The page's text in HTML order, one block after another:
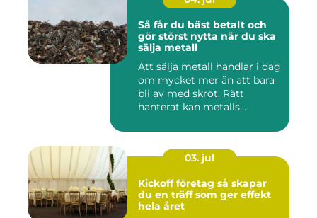
Så får du bäst betalt och
gör störst nytta när du ska
sälja metall
Att sälja metall handlar i dag
om mycket mer än att bara
bli av med skrot. Rätt
hanterat kan metalls...
03. jul
Kickoff företag så skapar
du en träff som ger effekt
hela året